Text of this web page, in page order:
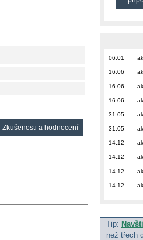
Zkušenosti a hodnocení
06.01
16.06
16.06
16.06
31.05
31.05
14.12
14.12
14.12
14.12
Tip:
než třech